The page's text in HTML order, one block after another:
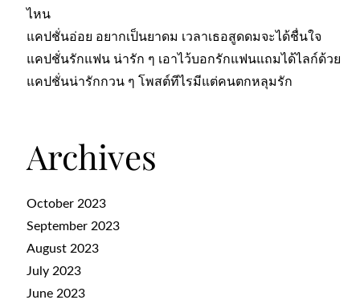
ไหน
แคปชั่นอ่อย อยากเป็นยาดม เวลาเธอสูดดมจะได้ชื่นใจ
แคปชั่นรักแฟน น่ารัก ๆ เอาไว้บอกรักแฟนแถมได้ไลก์ด้วย
แคปชั่นน่ารักกวน ๆ โพสต์ทีไรมีแต่คนตกหลุมรัก
Archives
October 2023
September 2023
August 2023
July 2023
June 2023